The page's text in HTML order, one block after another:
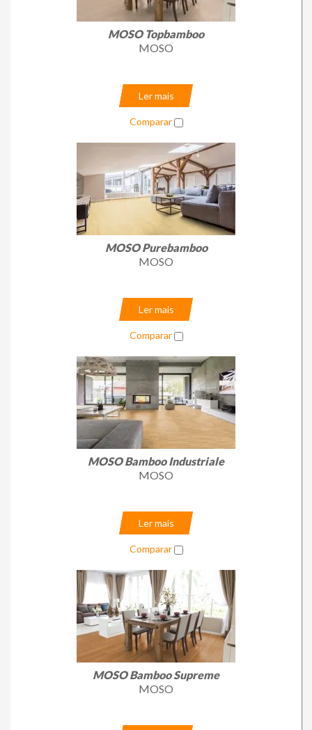
MOSO Topbamboo
MOSO
Ler mais
Comparar
MOSO Purebamboo
MOSO
Ler mais
Comparar
MOSO Bamboo Industriale
MOSO
Ler mais
Comparar
MOSO Bamboo Supreme
MOSO